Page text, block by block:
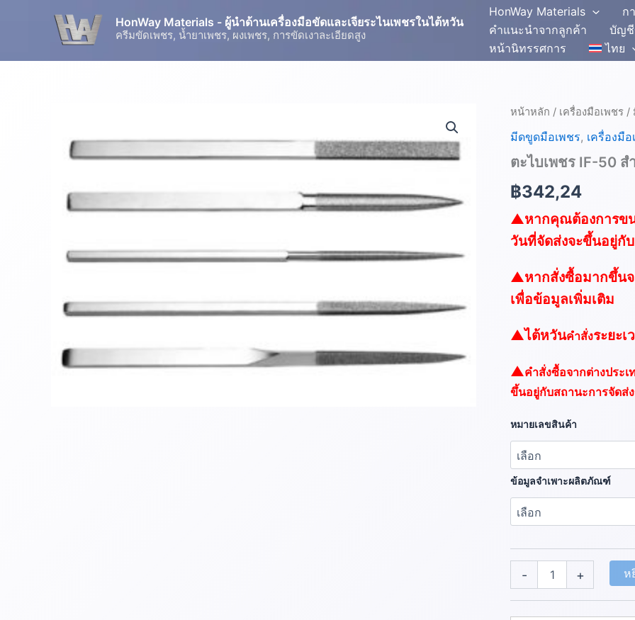
HonWay Materials - ผู้นำด้านเครื่องมือขัดและเจียระไนเพชรในไต้หวัน
ครีมขัดเพชร, น้ำยาเพชร, ผงเพชร, การขัดเงาละเอียดสูง
HonWay Materials
ก
คำแนะนำจากลูกค้า
บัญ
หน้านิทรรศการ
ไทย
หน้าหลัก / เครื่องมือเพชร /
มีดขูดมือเพชร, เครื่องมือ
ตะไบเพชร IF-50 ส
฿342,24
▲หากคุณต้องการข
วันที่จัดส่งจะขึ้นอยู่กั
▲หากสั่งซื้อมากขึ้น
เพื่อข้อมูลเพิ่มเติม
▲ไต้หวันคำสั่งระยะ
▲คำสั่งซื้อจากต่างประ
ขึ้นอยู่กับสถานะการจัดส่
หมายเลขสินค้า
ข้อมูลจำเพาะผลิตภัณฑ์
-
จำนวน
เพชร
50
งาน
ชิ้น
+ ห